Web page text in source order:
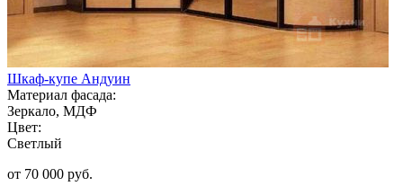
Шкаф-купе Андуин
Материал фасада:
Зеркало, МДФ
Цвет:
Светлый
от 70 000 руб.